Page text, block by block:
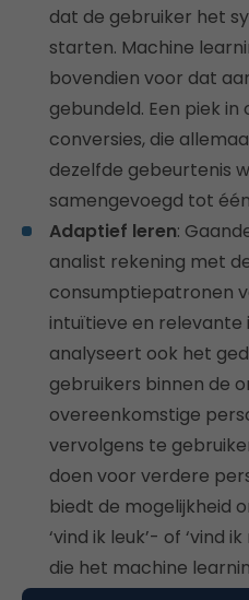
dat de gebruiker het
starten. Machine
bovendien voor dat
gebundeld. Een piek
conversies, die
dezelfde gebeurtenis
samengevoegd tot
Adaptief leren:
analist rekening met
consumptiepatronen
intuïtieve en relevante
analyseert ook het
gebruikers binnen de
overeenkomstige
vervolgens te
doen voor verdere
biedt de mogelijkheid
‘vind ik leuk’- of ‘vind
die het machine